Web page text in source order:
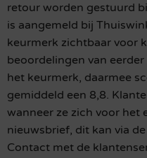
retour worden gestuurd
is aangemeld bij
keurmerk zichtbaar voor
beoordelingen van
het keurmerk, daarmee
gemiddeld een 8,8.
wanneer ze zich voor het
nieuwsbrief, dit kan via
Contact met de